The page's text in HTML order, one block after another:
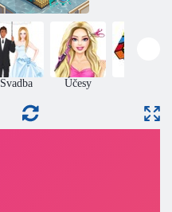
Maľovanie
potiahnutím 3D
Svadba Účesy